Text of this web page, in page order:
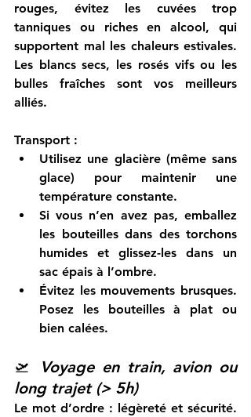
rouges, évitez les cuvées trop
tanniques ou riches en alcool, qui
supportent mal les chaleurs estivales.
Les blancs secs, les rosés vifs ou les
bulles fraîches sont vos meilleurs
alliés.
Transport :
Utilisez une glacière (même sans
glace) pour maintenir une
température constante.
Si vous n’en avez pas, emballez
les bouteilles dans des torchons
humides et glissez-les dans un
sac épais à l’ombre.
Évitez les mouvements brusques.
Posez les bouteilles à plat ou
bien calées.
🛫
Voyage en train, avion ou
long trajet (> 5h)
Le mot d’ordre : légèreté et sécurité.